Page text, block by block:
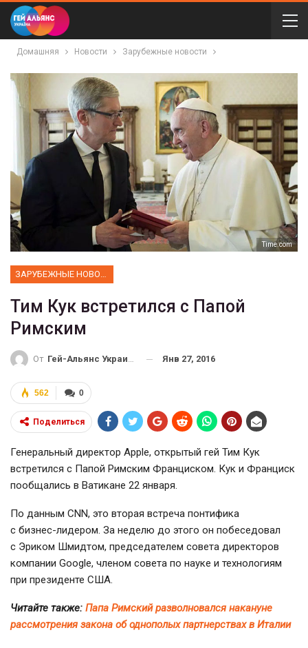
Домашняя Новости Зарубежные новости
Тime.com
Тим Кук встретился с Папой
Римским
От Гей-Альянс Украина Янв 27, 2016
0
562
Поделиться
Генеральный директор Apple, открытый гей Тим Кук
встретился с Папой Римским Франциском. Кук и Франциск
пообщались в Ватикане 22 января.
По данным CNN, это вторая встреча понтифика
с бизнес-лидером. За неделю до этого он побеседовал
с Эриком Шмидтом, председателем совета директоров
компании Google, членом совета по науке и технологиям
при президенте США.
Читайте также: Папа Римский разволновался накануне
рассмотрения закона об однополых партнерствах в Италии